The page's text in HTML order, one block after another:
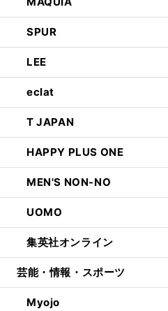
SPUR
LEE
eclat
T JAPAN
HAPPY PLUS ONE
MEN'S NON-NO
UOMO
集英社オンライン
芸能・情報・スポーツ
Myojo